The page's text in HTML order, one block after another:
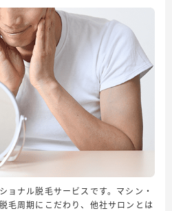
ョナル脱毛サービスです。マシン・
毛周期にこだわり、他社サロンとは